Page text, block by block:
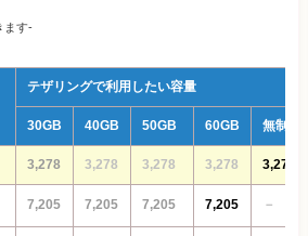
ます-
テザリングで利用したい容量
30GB 40GB 50GB 60GB 無制限
3,278 3,278 3,278 3,278 3,278
7,205 7,205 7,205 7,205 －